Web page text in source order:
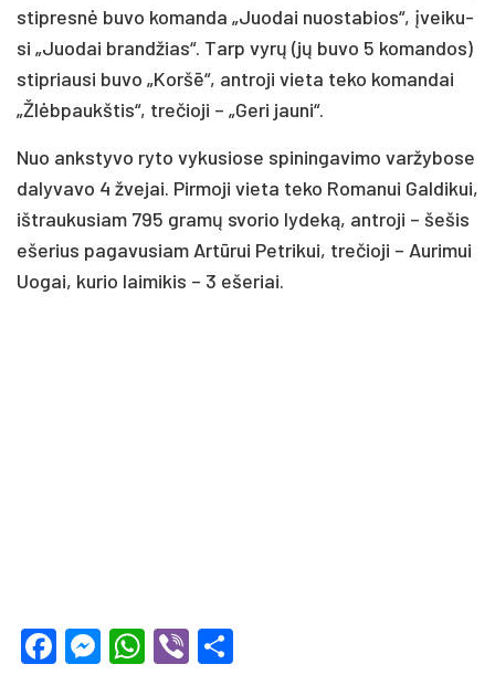
stip­res­nė bu­vo ko­man­da „Juo­dai nuo­sta­bios“, įvei­ku­
si „Juo­dai bran­džias“. Tarp vy­rų (jų bu­vo 5 ko­man­dos)
stip­riau­si bu­vo „Koršē“, ant­ro­ji vie­ta te­ko ko­man­dai
„Žlėb­paukš­tis“, tre­čio­ji – „Ge­ri jau­ni“.
Nuo anks­ty­vo ry­to vy­ku­sio­se spi­nin­ga­vi­mo var­žy­bo­se
da­ly­va­vo 4 žve­jai. Pir­mo­ji vie­ta te­ko Ro­ma­nui Gal­di­kui,
iš­trau­ku­siam 795 gra­mų svo­rio ly­de­ką, ant­ro­ji – še­šis
eše­rius pa­ga­vu­siam Ar­tū­rui Pet­ri­kui, tre­čio­ji – Au­ri­mui
Uo­gai, ku­rio lai­mi­kis – 3 eše­riai.
Facebook
Messenger
WhatsApp
Viber